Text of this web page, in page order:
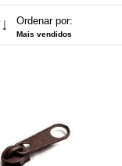
Ordenar por:
Mais vendidos